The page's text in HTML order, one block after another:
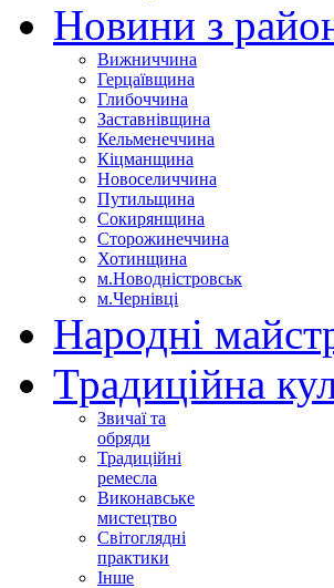
Новини з
Вижниччина
Герцаївщина
Глибоччина
Заставнівщина
Кельменеччина
Кіцманщина
Новоселиччина
Путильщина
Сокирянщина
Сторожинеччина
Хотинщина
м.Новодністровськ
м.Чернівці
Народні
Традиційна
Звичаї та
обряди
Традиційні
ремесла
Виконавське
мистецтво
Світоглядні
практики
Інше